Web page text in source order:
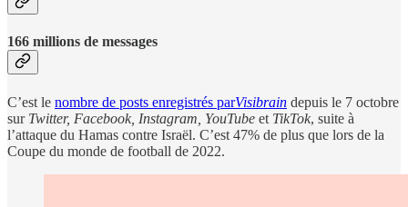
166 millions de messages
C’est le nombre de posts enregistrés parVisibrain depuis le 7 octobre
sur Twitter, Facebook, Instagram, YouTube et TikTok, suite à
l’attaque du Hamas contre Israël. C’est 47% de plus que lors de la
Coupe du monde de football de 2022.